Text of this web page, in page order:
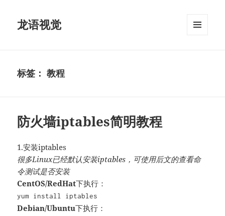
龙语视觉
标签：教程
防火墙iptables简明教程
1.安装iptables
很多Linux已经默认安装iptables，可使用后文的查看命
令测试是否安装
CentOS/RedHat下执行：
yum install iptables
Debian/Ubuntu下执行：